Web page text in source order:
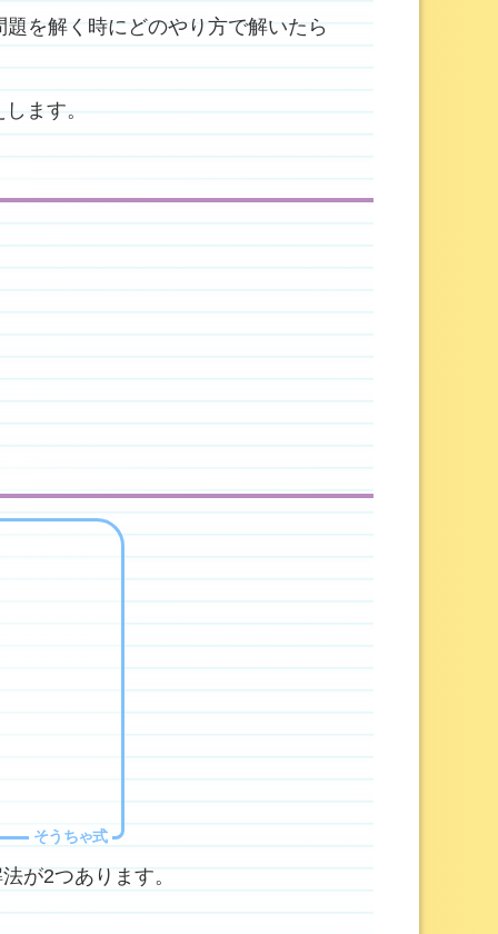
を解く時にどのやり方で解いたら
ます。
が2つあります。